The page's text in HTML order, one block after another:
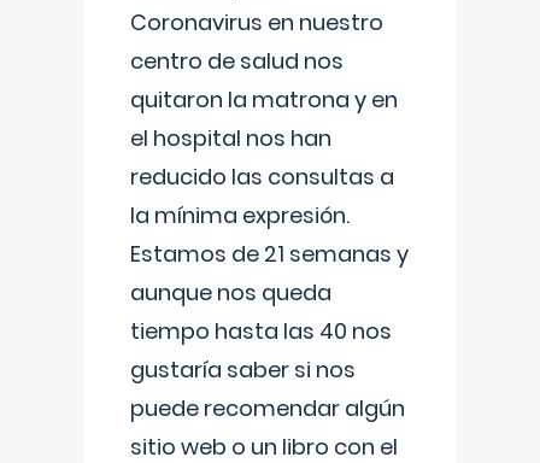
Coronavirus en nuestro
centro de salud nos
quitaron la matrona y en
el hospital nos han
reducido las consultas a
la mínima expresión.
Estamos de 21 semanas y
aunque nos queda
tiempo hasta las 40 nos
gustaría saber si nos
puede recomendar algún
sitio web o un libro con el